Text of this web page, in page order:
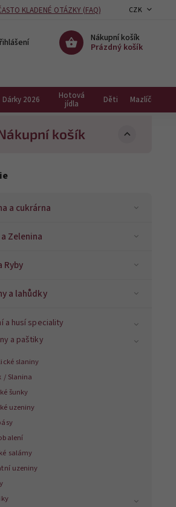
KLADENÉ OTÁZKY (FAQ) CZK
Nákupní košík
Prázdný košík
Dárky 2026 Hotová
jídla Děti Mazlíčci
košík
a cukrárna
Zelenina
Ryby
a lahůdky
a husí speciality
a paštiky
slaniny
/ Slanina
šunky
uzeniny
salámy
uzeniny